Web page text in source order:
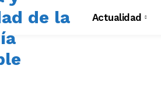
Actualidad